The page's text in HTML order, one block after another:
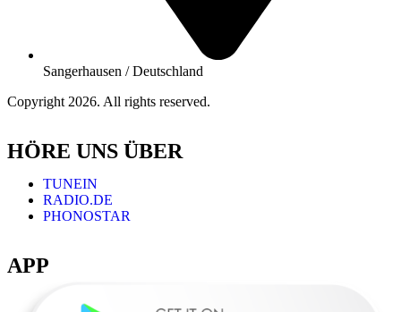
Sangerhausen / Deutschland
Copyright 2026. All rights reserved.
HÖRE UNS ÜBER
TUNEIN
RADIO.DE
PHONOSTAR
APP